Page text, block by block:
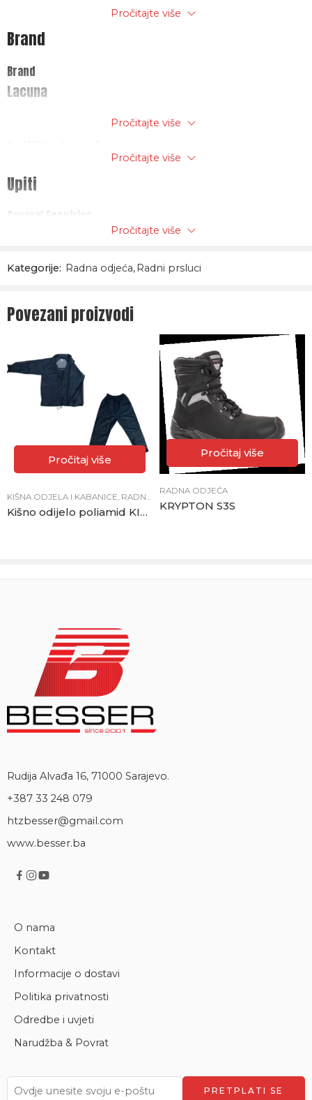
Vanjski materijal: 100 % poliester ripstop sa PVC
Podstava: gore: polarni flis 280 g/m2, 100 % poliester dolje:
Pročitajte više
Brand
Brand
Lacuna
Pročitajte više
Politika trgovinePročitajte više
Upiti
General Enquiries
There are no enquiries yet.Pročitajte više
Kategorije: Radna odjeća, Radni prsluci
Povezani proizvodi
Pročitaj više
KIŠNA ODJELA I KABANICE, RADNA ODJEĆA
Kišno odijelo poliamid KISHA plavo
Pročitaj više
RADNA ODJEĆA
KRYPTON S3S
Rudija Alvađa 16, 71000 Sarajevo.
+387 33 248 079
htzbesser@gmail.com
www.besser.ba
O nama
Kontakt
Informacije o dostavi
Politika privatnosti
Odredbe i uvjeti
Narudžba & Povrat